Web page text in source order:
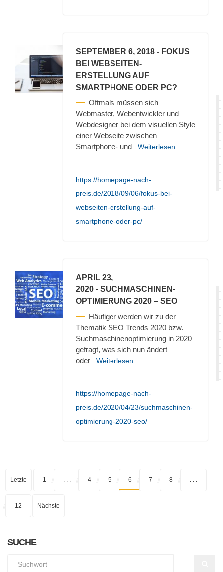
SEPTEMBER 6, 2018 - FOKUS
BEI WEBSEITEN-
ERSTELLUNG AUF
SMARTPHONE ODER PC?
Oftmals müssen sich
Webmaster, Webentwickler und
Webdesigner bei dem visuellen Style
einer Webseite zwischen
Smartphone- und ...Weiterlesen
https://homepage-nach-
preis.de/2018/09/06/fokus-bei-
webseiten-erstellung-auf-
smartphone-oder-pc/
APRIL 23,
2020 - SUCHMASCHINEN-
OPTIMIERUNG 2020 – SEO
Häufiger werden wir zu der
Thematik SEO Trends 2020 bzw.
Suchmaschinenoptimierung in 2020
gefragt, was sich nun ändert
oder ...Weiterlesen
https://homepage-nach-
preis.de/2020/04/23/suchmaschinen-
optimierung-2020-seo/
Letzte 1 4 5 6 7 8
12 Nächste
SUCHE